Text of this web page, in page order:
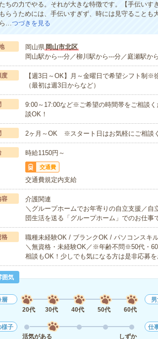
ちの力でやる。それが大きな特徴です。【手伝い
らうためには、手伝いすぎず、時には見守ることも
…つづきを見る
岡山県岡山市北区
岡山駅から---分／柳川駅から---分／庭瀬駅か
度
【週3日～OK】月～金曜日で希望シフト制※
（最初は週3日からなど）
9:00～17:00など※ご希望の時間帯をご相談
談OK！
2ヶ月～OK ※スタート日はお気軽にご相談
時給1150円～
交通費
交通費規定内支給
容
介護関連
＼グループホームでお年寄りの自立支援／
団生活を送る「グループホーム」でのお仕
格
職種未経験OK / ブランクOK / パソコンスキ
＼無資格・未経験OK／※年齢不問※50代・
相談もOK！少しでも気になる方は是非応募
囲気
層
20代
30代 40代 50代 60代
様子
活気がある
しずか
仕